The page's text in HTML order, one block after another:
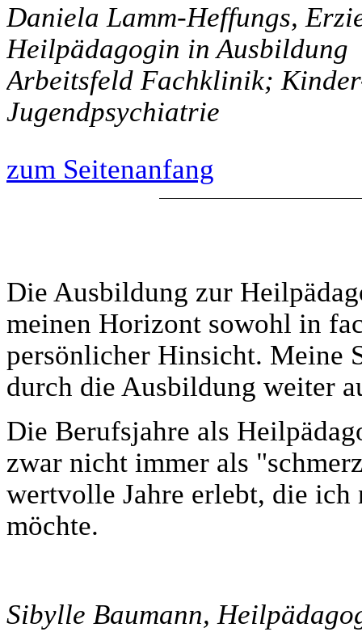
Daniela Lamm-Heffungs,
Heilpädagogin in Ausbildung
Arbeitsfeld Fachklinik;
Jugendpsychiatrie
zum Seitenanfang
Die Ausbildung zur
meinen Horizont sowohl in
persönlicher Hinsicht. Meine
durch die Ausbildung weiter
Die Berufsjahre als
zwar nicht immer als
wertvolle Jahre erlebt, die ich
möchte.
Sibylle Baumann,